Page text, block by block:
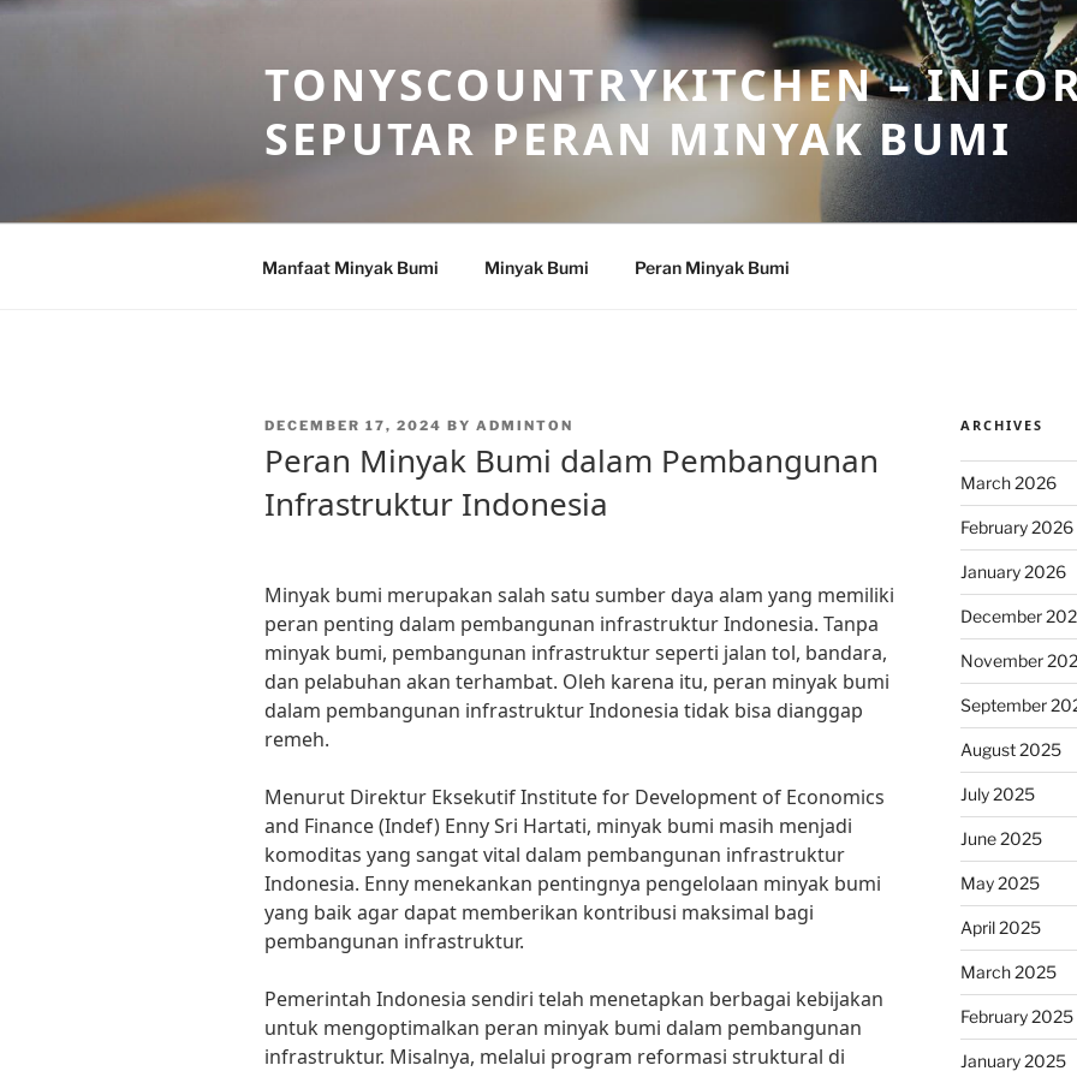
Skip
TONYSCOUNTRYKITCHEN –
SEPUTAR PERAN MINYAK BUMI
Manfaat Minyak Bumi Minyak Bumi Peran Minyak Bumi
POSTED
DECEMBER 17, 2024 BY ADMINTON
Peran Minyak Bumi dalam Pembangunan
Infrastruktur Indonesia
Minyak bumi merupakan salah satu sumber daya alam yang memiliki
peran penting dalam pembangunan infrastruktur Indonesia. Tanpa
minyak bumi, pembangunan infrastruktur seperti jalan tol, bandara,
dan pelabuhan akan terhambat. Oleh karena itu, peran minyak bumi
dalam pembangunan infrastruktur Indonesia tidak bisa dianggap
remeh.
Menurut Direktur Eksekutif Institute for Development of Economics
and Finance (Indef) Enny Sri Hartati, minyak bumi masih menjadi
komoditas yang sangat vital dalam pembangunan infrastruktur
Indonesia. Enny menekankan pentingnya pengelolaan minyak bumi
yang baik agar dapat memberikan kontribusi maksimal bagi
pembangunan infrastruktur.
Pemerintah Indonesia sendiri telah menetapkan berbagai kebijakan
untuk mengoptimalkan peran minyak bumi dalam pembangunan
infrastruktur. Misalnya, melalui program reformasi struktural di
ARCHIVES
March 2026
February 2026
January 2026
December
November
September
August 2025
July 2025
June 2025
May 2025
April 2025
March 2025
February 2025
January 2025